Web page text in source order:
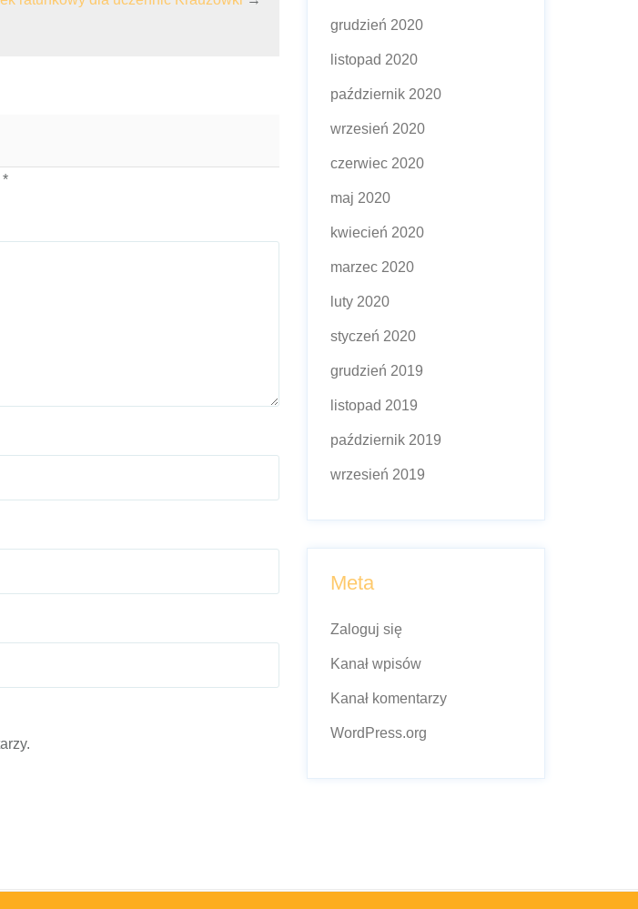
*
grudzień 2020
listopad 2020
październik 2020
wrzesień 2020
czerwiec 2020
maj 2020
kwiecień 2020
marzec 2020
luty 2020
styczeń 2020
grudzień 2019
listopad 2019
październik 2019
wrzesień 2019
Meta
Zaloguj się
Kanał wpisów
Kanał komentarzy
WordPress.org